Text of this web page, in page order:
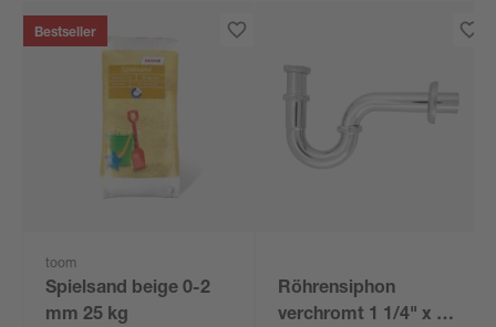
Bestseller
toom
Spielsand beige 0-2
mm 25 kg
Röhrensiphon
verchromt 1 1/4" x 32